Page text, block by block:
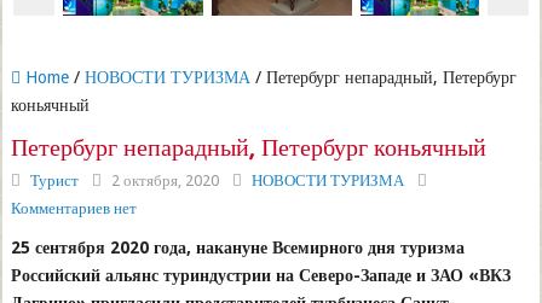
Home/ НОВОСТИ ТУРИЗМА / Петербург непарадный, Петербург
коньячный
Петербург непарадный, Петербург коньячный
Турист 2 октября, 2020
НОВОСТИ ТУРИЗМА
Комментариев нет
25 сентября 2020 года, накануне Всемирного дня туризма
Российский альянс туриндустрии на Северо-Западе и ЗАО «ВКЗ